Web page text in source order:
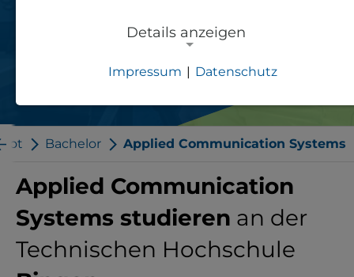
Bachelor of Engineering (B.Eng.) Vollzeit
Jetzt bewerben
Bachelor Applied Communication Systems
Applied Communication
Systems studieren an der
Technischen Hochschule
Details anzeigen
Notwendige Cookies zur Session-
Verwaltung und für die generelle
notwendig).
Impressum | Datenschutz